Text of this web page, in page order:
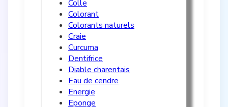
Colle
Colorant
Colorants naturels
Craie
Curcuma
Dentifrice
Diable charentais
Eau de cendre
Energie
Eponge